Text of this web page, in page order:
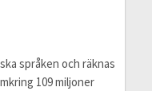
språken och räknas
109 miljoner